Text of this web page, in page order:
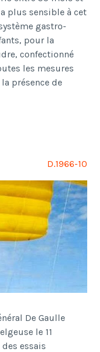
plus sensible à cet
gastro-
pour la
confectionné
les mesures
présence de
D.1966-10
De Gaulle
le 11
essais